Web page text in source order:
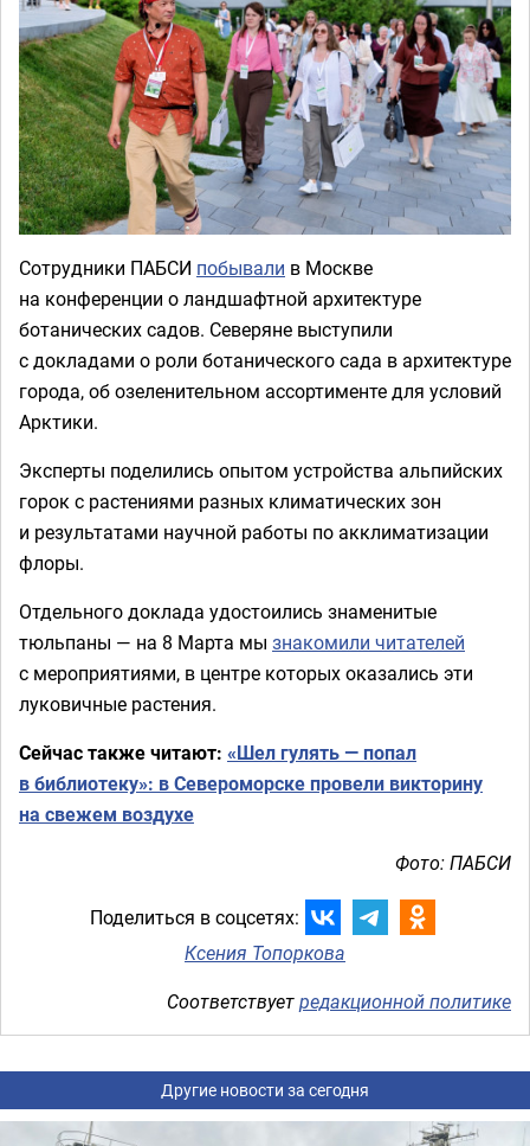
Сотрудники ПАБСИ побывали в Москве
на конференции о ландшафтной архитектуре
ботанических садов. Северяне выступили
с докладами о роли ботанического сада в архитектуре
города, об озеленительном ассортименте для условий
Арктики.
Эксперты поделились опытом устройства альпийских
горок с растениями разных климатических зон
и результатами научной работы по акклиматизации
флоры.
Отдельного доклада удостоились знаменитые
тюльпаны — на 8 Марта мы знакомили читателей
с мероприятиями, в центре которых оказались эти
луковичные растения.
Сейчас также читают: «Шел гулять — попал
в библиотеку»: в Североморске провели викторину
на свежем воздухе
Фото: ПАБСИ
Поделиться в соцсетях:
Ксения Топоркова
Соответствуетредакционной политике
Другие новости за сегодня